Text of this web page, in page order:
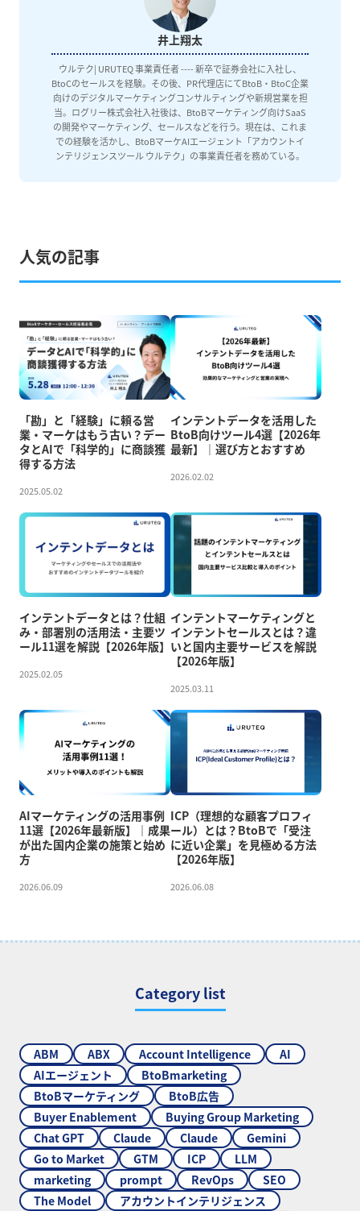
井上翔太
ウルテク| URUTEQ 事業責任者 ---- 新卒で証券会社に入社し、
BtoCのセールスを経験。その後、PR代理店にてBtoB・BtoC企業
向けのデジタルマーケティングコンサルティングや新規営業を担
当。ログリー株式会社入社後は、BtoBマーケティング向けSaaS
の開発やマーケティング、セールスなどを行う。現在は、これま
での経験を活かし、BtoBマーケAIエージェント「アカウントイ
ンテリジェンスツール ウルテク」の事業責任者を務めている。
人気の記事
「勘」と「経験」に頼る営
業・マーケはもう古い？デー
タとAIで「科学的」に商談獲
得する方法
2025.05.02
インテントデータを活用した
BtoB向けツール4選【2026年
最新】｜選び方とおすすめ
2026.02.02
インテントデータとは？仕組
み・部署別の活用法・主要ツ
ール11選を解説【2026年版】
2025.02.05
インテントマーケティングと
インテントセールスとは？違
いと国内主要サービスを解説
【2026年版】
2025.03.11
AIマーケティングの活用事例
11選【2026年最新版】｜成果
が出た国内企業の施策と始め
方
2026.06.09
ICP（理想的な顧客プロフィ
ール）とは？BtoBで「受注
に近い企業」を見極める方法
【2026年版】
2026.06.08
Category list
ABM ABX Account Intelligence
AI
AIエージェント
BtoBmarketing
BtoBマーケティング
BtoB広告
Buyer Enablement
Buying Group Marketing
Chat GPT
Claude Claude
Gemini
Go to Market
GTM ICP
LLM
marketing
prompt RevOps
SEO
The Model
アカウントインテリジェンス